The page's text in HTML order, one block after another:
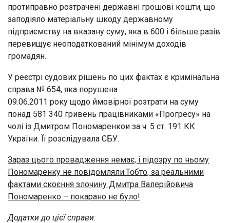
протиправно розтрачені державні грошові кошти, що
заподіяло матеріальну шкоду державному
підприємству на вказану суму, яка в 600 і більше разів
перевищує неоподаткований мінімум доходів
громадян.
У реєстрі судових рішень по цих фактах є кримінальна
справа № 654, яка порушена
09.06.2011 року щодо ймовірної розтрати на суму
понад 581 340 гривень працівниками «Прогресу» на
чолі із Дмитром Пономаренкои за ч. 5 ст. 191 КК
України. Її розслідувала СБУ.
Зараз цього провадження немає, і підозру по ньому
Пономаренку не повідомляли.Тобто, за реальними
фактами скоєння злочину Дмитра Валерійовича
Пономаренко – покарано не було!
Додатки до цієї справи: